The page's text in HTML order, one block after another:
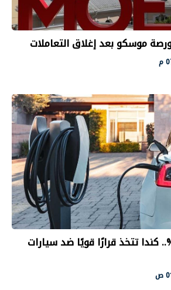
موسكو بعد إغلاق التعاملات
بنسبة 100%.. كندا تتخذ قرارًا قويًا ضد سيارات